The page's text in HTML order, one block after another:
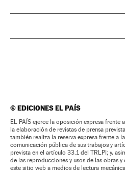
©EDICIONES EL PAÍS
EL PAÍS ejerce la oposición expresa frente
la elaboración de revistas de prensa
también realiza la reserva expresa frente a
comunicación pública de sus trabajos y
prevista en el artículo 33.1 del TRLPI; y,
de las reproducciones y usos de las obras
este sitio web a medios de lectura